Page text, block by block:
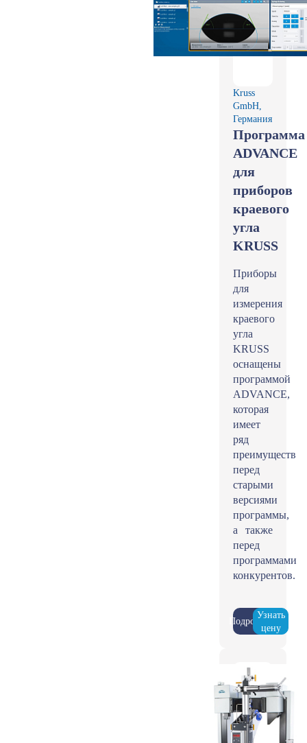
Kruss
GmbH,
Германия
Программа
ADVANCE
для
приборов
краевого
угла
KRUSS
Приборы
для
измерения
краевого
угла
KRUSS
оснащены
программой
ADVANCE,
которая
имеет
ряд
преимуществ
перед
старыми
версиями
программы,
а также
перед
программами
конкурентов.
Подробнее
Узнать
цену